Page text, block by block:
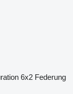
6x2 Federung